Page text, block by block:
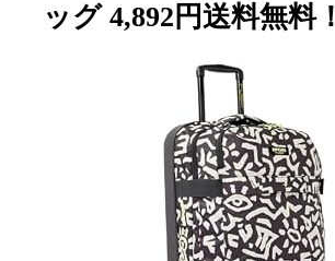
ッグ 4,892円送料無料！